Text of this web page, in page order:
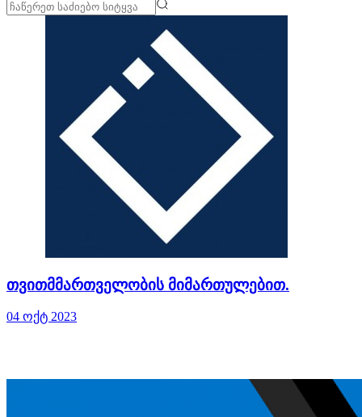
თვითმმართველობის მიმართულებით.
04 ოქტ 2023